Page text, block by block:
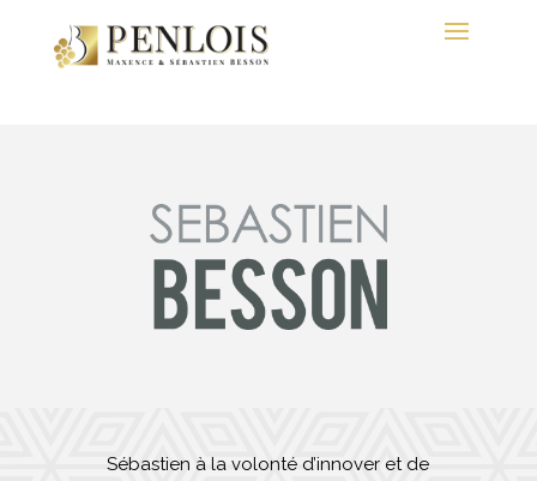
Sébastien à la volonté d’innover et de